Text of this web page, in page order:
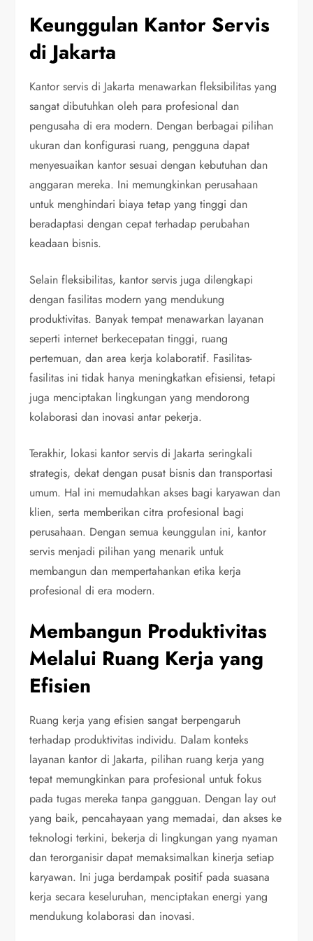
Keunggulan Kantor Servis
di Jakarta
Kantor servis di Jakarta menawarkan fleksibilitas yang
sangat dibutuhkan oleh para profesional dan
pengusaha di era modern. Dengan berbagai pilihan
ukuran dan konfigurasi ruang, pengguna dapat
menyesuaikan kantor sesuai dengan kebutuhan dan
anggaran mereka. Ini memungkinkan perusahaan
untuk menghindari biaya tetap yang tinggi dan
beradaptasi dengan cepat terhadap perubahan
keadaan bisnis.
Selain fleksibilitas, kantor servis juga dilengkapi
dengan fasilitas modern yang mendukung
produktivitas. Banyak tempat menawarkan layanan
seperti internet berkecepatan tinggi, ruang
pertemuan, dan area kerja kolaboratif. Fasilitas-
fasilitas ini tidak hanya meningkatkan efisiensi, tetapi
juga menciptakan lingkungan yang mendorong
kolaborasi dan inovasi antar pekerja.
Terakhir, lokasi kantor servis di Jakarta seringkali
strategis, dekat dengan pusat bisnis dan transportasi
umum. Hal ini memudahkan akses bagi karyawan dan
klien, serta memberikan citra profesional bagi
perusahaan. Dengan semua keunggulan ini, kantor
servis menjadi pilihan yang menarik untuk
membangun dan mempertahankan etika kerja
profesional di era modern.
Membangun Produktivitas
Melalui Ruang Kerja yang
Efisien
Ruang kerja yang efisien sangat berpengaruh
terhadap produktivitas individu. Dalam konteks
layanan kantor di Jakarta, pilihan ruang kerja yang
tepat memungkinkan para profesional untuk fokus
pada tugas mereka tanpa gangguan. Dengan lay out
yang baik, pencahayaan yang memadai, dan akses ke
teknologi terkini, bekerja di lingkungan yang nyaman
dan terorganisir dapat memaksimalkan kinerja setiap
karyawan. Ini juga berdampak positif pada suasana
kerja secara keseluruhan, menciptakan energi yang
mendukung kolaborasi dan inovasi.